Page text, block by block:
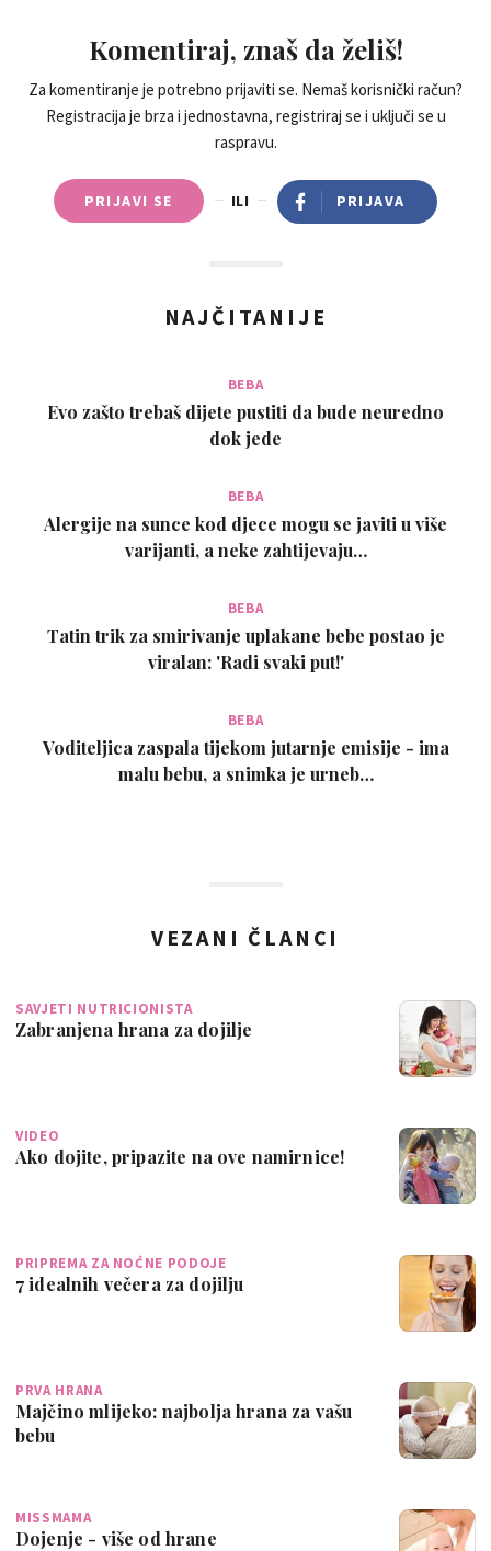
Komentiraj, znaš da želiš!
Za komentiranje je potrebno prijaviti se. Nemaš korisnički račun?
Registracija je brza i jednostavna, registriraj se i uključi se u
raspravu.
PRIJAVI SE ILI PRIJAVA
NAJČITANIJE
BEBA
Evo zašto trebaš dijete pustiti da bude neuredno
dok jede
BEBA
Alergije na sunce kod djece mogu se javiti u više
varijanti, a neke zahtijevaju…
BEBA
Tatin trik za smirivanje uplakane bebe postao je
viralan: 'Radi svaki put!'
BEBA
Voditeljica zaspala tijekom jutarnje emisije - ima
malu bebu, a snimka je urneb…
VEZANI ČLANCI
SAVJETI NUTRICIONISTA
Zabranjena hrana za dojilje
VIDEO
Ako dojite, pripazite na ove namirnice!
PRIPREMA ZA NOĆNE PODOJE
7 idealnih večera za dojilju
PRVA HRANA
Majčino mlijeko: najbolja hrana za vašu
bebu
MISSMAMA
Dojenje - više od hrane